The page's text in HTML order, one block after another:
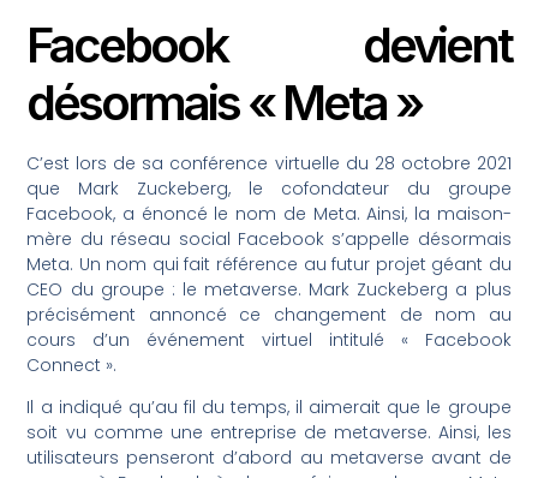
Facebook devient
désormais « Meta »
C’est lors de sa conférence virtuelle du 28 octobre 2021
que Mark Zuckeberg, le cofondateur du groupe
Facebook, a énoncé le nom de Meta. Ainsi, la maison-
mère du réseau social Facebook s’appelle désormais
Meta. Un nom qui fait référence au futur projet géant du
CEO du groupe : le metaverse. Mark Zuckeberg a plus
précisément annoncé ce changement de nom au
cours d’un événement virtuel intitulé « Facebook
Connect ».
Il a indiqué qu’au fil du temps, il aimerait que le groupe
soit vu comme une entreprise de metaverse. Ainsi, les
utilisateurs penseront d’abord au metaverse avant de